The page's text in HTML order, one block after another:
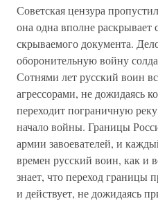
Советская цензура
она одна вполне раскрывает
скрываемого документа.
оборонительную войну
Сотнями лет русский воин
агрессорами, не дожидаясь
переходит пограничную
начало войны. Границы
армии завоевателей, и
времен русский воин, как и
знает, что переход границы
и действует, не дожидаясь